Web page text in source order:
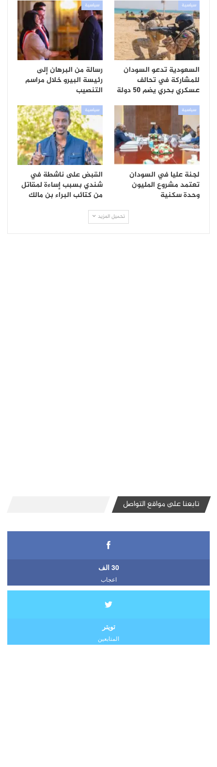
سياسية
السعودية تدعو السودان
للمشاركة في تحالف
عسكري بحري يضم 50 دولة
سياسية
رسالة من البرهان إلى
رئيسة البيرو خلال مراسم
التنصيب
سياسية
لجنة عليا في السودان
تعتمد مشروع المليون
وحدة سكنية
سياسية
القبض على ناشطة في
شندي بسبب إساءة لمقاتل
من كتائب البراء بن مالك
تحميل المزيد
تابعنا على مواقع التواصل
30 الف
اعجاب
تويتر
المتابعين